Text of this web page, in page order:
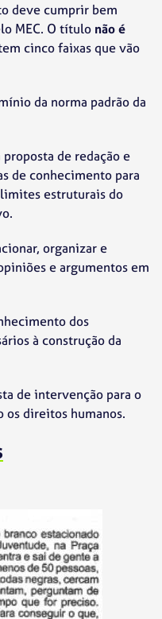
deve cumprir bem
MEC. O título não é
cinco faixas que vão
da norma padrão da
de redação e
de conhecimento para
estruturais do
organizar e
e argumentos em
dos
à construção da
de intervenção para o
os direitos humanos.